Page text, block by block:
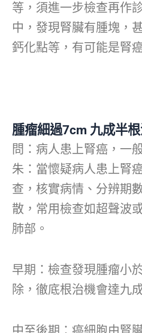
等，須進一步檢查再作
中，發現腎臟有腫塊，
鈣化點等，有可能是腎
腫瘤細過7cm 九成半根
問：病人患上腎癌，一
朱：當懷疑病人患上腎
查，核實病情、分辨期
散，常用檢查如超聲波
肺部。
早期：檢查發現腫瘤小
除，徹底根治機會達九